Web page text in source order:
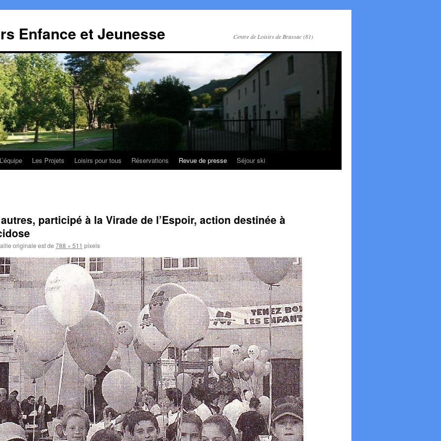
Enfance et Jeunesse Centre de Loisirs de Brassac (81)
L’équipe Les Projets Loisirs pour tous Réservations Revue de presse Séjour ski
participé à la Virade de l’Espoir, action destinée à
originale est de 788 × 511 pixels